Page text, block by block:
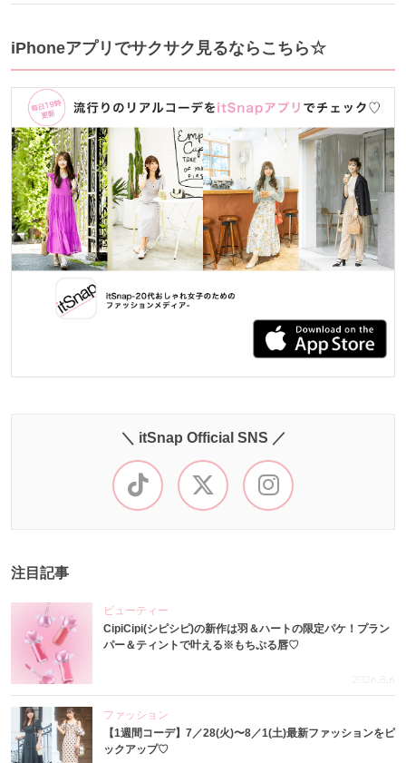
iPhoneアプリでサクサク見るならこちら☆
＼ itSnap Official SNS ／
注目記事
ビューティー
CipiCipi(シピシピ)の新作は羽＆ハートの限定パケ！プラン
パー＆ティントで叶える※もちぷる唇♡
2026.8.6
ファッション
【1週間コーデ】7／28(火)〜8／1(土)最新ファッションをピ
ックアップ♡